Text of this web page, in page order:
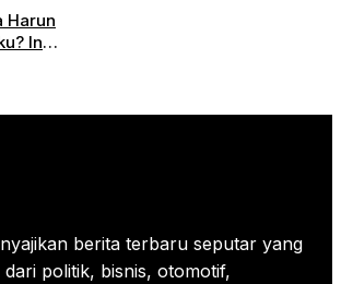
Harun
Ini
berita terbaru seputar yang
dari politik, bisnis, otomotif,